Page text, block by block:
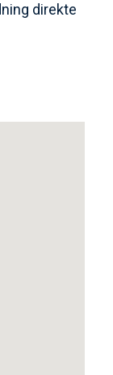
direkte